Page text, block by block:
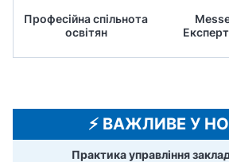
Професійна спільнота
освітян
⚡️ ВАЖЛИВЕ У
Практика управління